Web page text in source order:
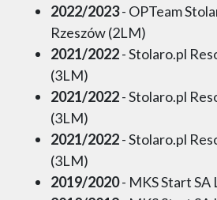
2022/2023- OPTeam
Rzeszów (2LM)
2021/2022- Stolaro.pl
(3LM)
2021/2022- Stolaro.pl
(3LM)
2021/2022- Stolaro.pl
(3LM)
2019/2020- MKS Start SA